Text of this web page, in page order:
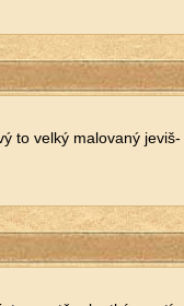
to velký ma­lo­va­ný je­viš­